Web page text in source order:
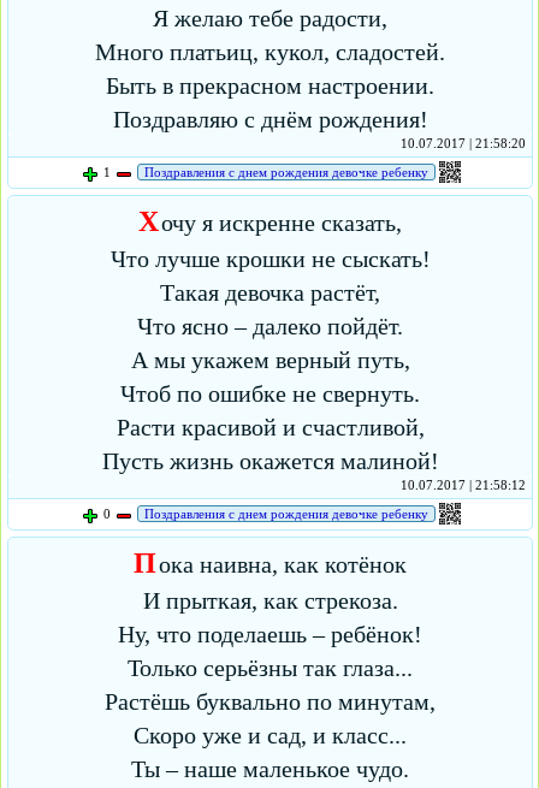
Я желаю тебе радости,
Много платьиц, кукол, сладостей.
Быть в прекрасном настроении.
Поздравляю с днём рождения!
10.07.2017 | 21:58:20
1
Поздравления с днем рождения девочке ребенку
Хочу я искренне сказать,
Что лучше крошки не сыскать!
Такая девочка растёт,
Что ясно – далеко пойдёт.
А мы укажем верный путь,
Чтоб по ошибке не свернуть.
Расти красивой и счастливой,
Пусть жизнь окажется малиной!
10.07.2017 | 21:58:12
0
Поздравления с днем рождения девочке ребенку
Пока наивна, как котёнок
И прыткая, как стрекоза.
Ну, что поделаешь – ребёнок!
Только серьёзны так глаза...
Растёшь буквально по минутам,
Скоро уже и сад, и класс...
Ты – наше маленькое чудо.